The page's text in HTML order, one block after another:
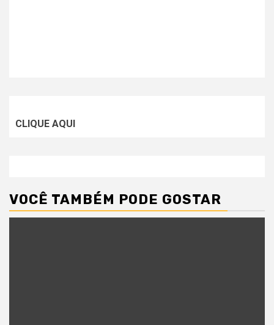
CLIQUE AQUI
VOCÊ TAMBÉM PODE GOSTAR